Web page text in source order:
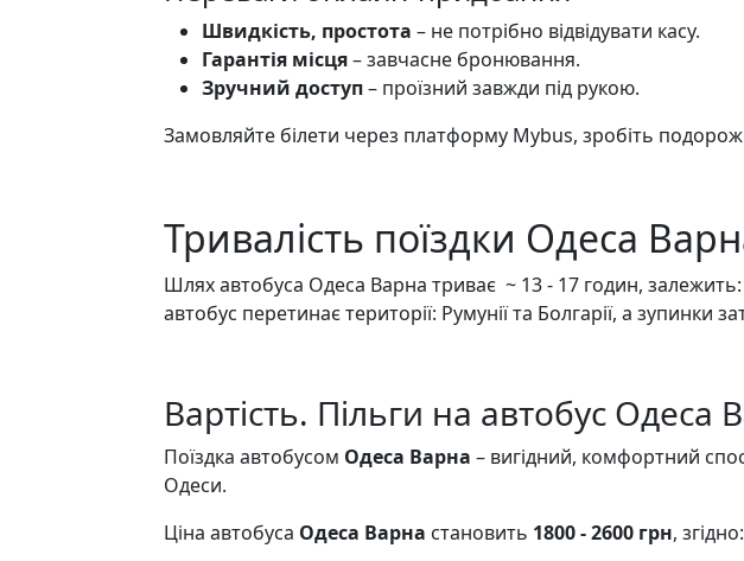
Швидкість, простота – не потрібно відвідувати касу.
Гарантія місця– завчасне бронювання.
Зручний доступ– проїзний завжди під рукою.
Замовляйте білети через платформу Mybus, зробіть
Тривалість поїздки Одеса
Шлях автобуса Одеса Варна триває ~ 13 - 17 годин,
автобус перетинає території: Румунії та Болгарії, а зупинки
Вартість. Пільги на автобус Одеса
Поїздка автобусом Одеса Варна – вигідний, комфортний
Одеси.
Ціна автобуса Одеса Варна становить 1800 - 2600 грн, згідно: